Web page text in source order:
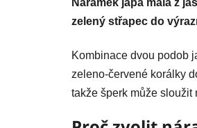
zelený střapec do
Kombinace dvou podob
zeleno-červené korálky
takže šperk může sloužit